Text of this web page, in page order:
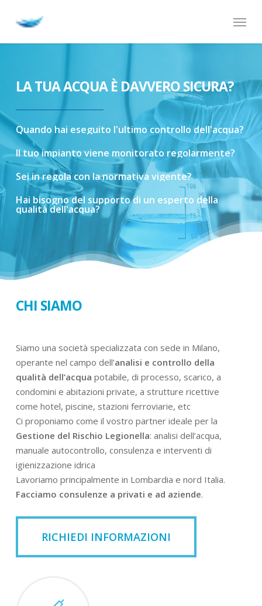
Menu
LA TUA ACQUA È DAVVERO SICURA?
Quando hai eseguito l'ultimo controllo dell'acqua?
Il tuoimpianto viene monitorato regolarmente?
Seiinregola con lanormativa vigente?
Hai bisognodel supportodi un esperto della
qualitàdell'acqua?
CHI SIAMO
Siamo una società specializzata con sede in Milano,
operante nel campo dell’analisi e controllo della
qualità dell’acqua potabile, di processo, scarico, a
condomini e abitazioni private, a strutture ricettive
come hotel, piscine, stazioni ferroviarie, etc
Ci proponiamo come il vostro partner ideale per la
Gestione del Rischio Legionella: analisi dell’acqua,
manuale autocontrollo, consulenza e interventi di
igienizzazione idrica
Lavoriamo principalmente in Lombardia e nord Italia.
Facciamo consulenze a privati e ad aziende.
RICHIEDI INFORMAZIONI